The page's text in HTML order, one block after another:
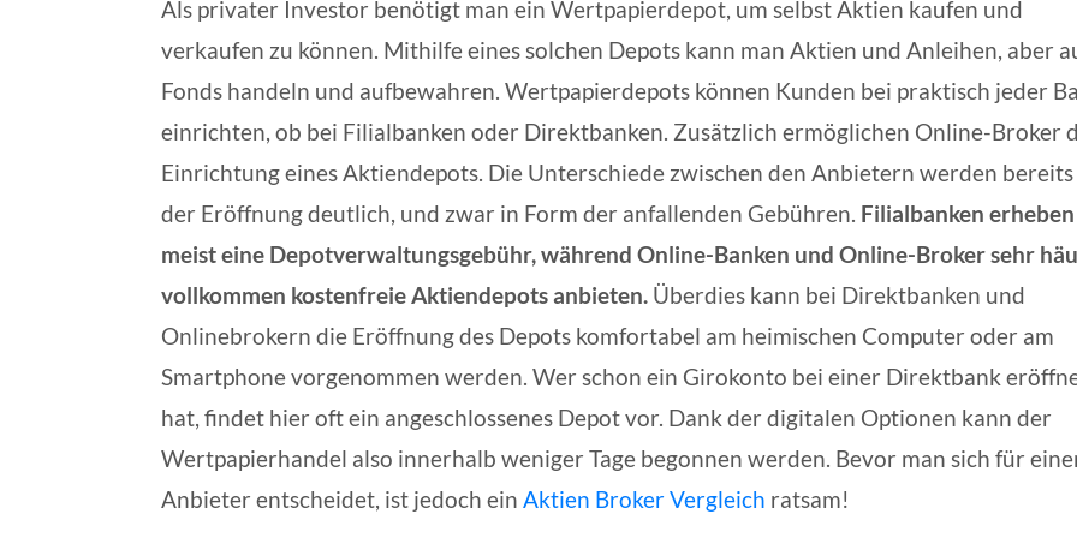
Als privater Investor benötigt man ein Wertpapierdepot, um selbst Aktien kaufen und
verkaufen zu können. Mithilfe eines solchen Depots kann man Aktien und Anleihen, aber
Fonds handeln und aufbewahren. Wertpapierdepots können Kunden bei praktisch jeder
einrichten, ob bei Filialbanken oder Direktbanken. Zusätzlich ermöglichen Online-Broker
Einrichtung eines Aktiendepots. Die Unterschiede zwischen den Anbietern werden
der Eröffnung deutlich, und zwar in Form der anfallenden Gebühren. Filialbanken erheben
meist eine Depotverwaltungsgebühr, während Online-Banken und Online-Broker sehr
vollkommen kostenfreie Aktiendepots anbieten. Überdies kann bei Direktbanken und
Onlinebrokern die Eröffnung des Depots komfortabel am heimischen Computer oder am
Smartphone vorgenommen werden. Wer schon ein Girokonto bei einer Direktbank
hat, findet hier oft ein angeschlossenes Depot vor. Dank der digitalen Optionen kann der
Wertpapierhandel also innerhalb weniger Tage begonnen werden. Bevor man sich für
Anbieter entscheidet, ist jedoch ein Aktien Broker Vergleich ratsam!